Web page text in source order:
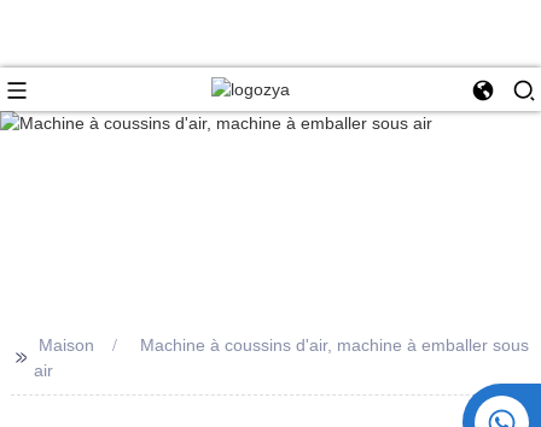
>>
Maison
Machine à coussins d'air, machine à emballer sous
air